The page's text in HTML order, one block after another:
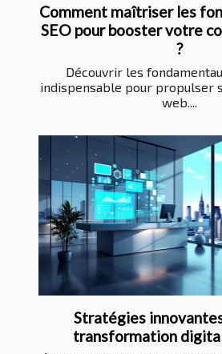
Comment maîtriser les
SEO pour booster votre
?
Découvrir les
indispensable pour propulser
web....
Stratégies
transformation